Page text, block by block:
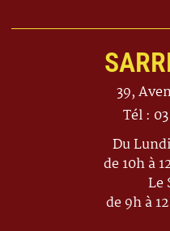
39,
Tél :
Du
de 10h à
Le
de 9h à